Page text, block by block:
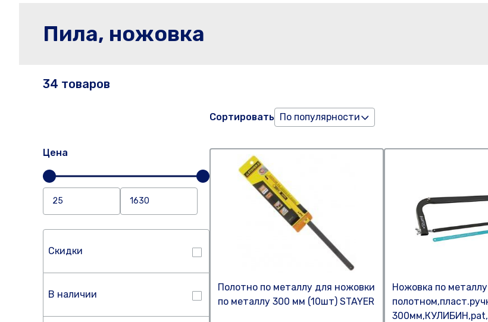
Пила, ножовка
34 товаров
Цена
Скидки
В наличии
Сортировать По популярности
Полотно по металлу для ножовки
по металлу 300 мм (10шт) STAYER
Ножовка по